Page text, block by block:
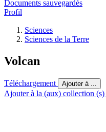
Documents sauvegardés
Profil
Sciences
Sciences de la Terre
Volcan
Téléchargement Ajouter à ...
Ajouter à la (aux) collection (s)